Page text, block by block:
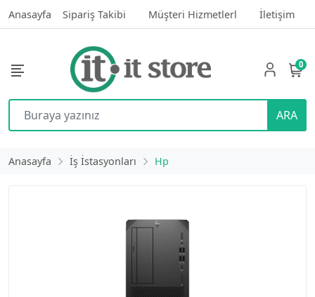
Anasayfa Sipariş Takibi Müşteri Hizmetlerl İletişim
ARA
0
Anasayfa İş İstasyonları Hp